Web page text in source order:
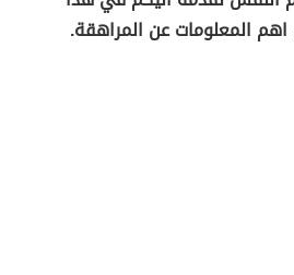
المعلومات عن المراهقة.